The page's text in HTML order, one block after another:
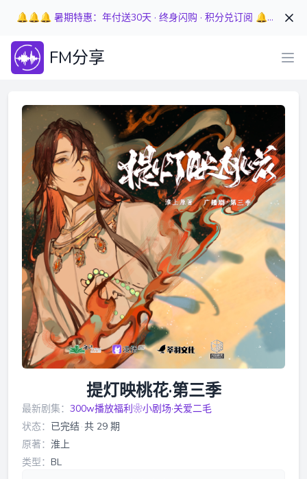
🔔🔔🔔 暑期特惠：年付送30天 · 终身闪购 · 积分兑订阅 🔔🔔🔔
FM分享
提灯映桃花·第三季
最新剧集： 300w播放福利❀小剧场·关爱二毛
状态： 已完结·共 29 期
原著： 淮上
类型： BL